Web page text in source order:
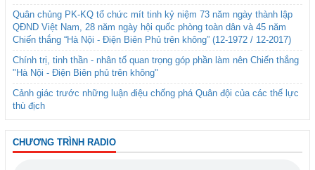
Quân chủng PK-KQ tổ chức mít tinh kỷ niệm 73 năm ngày thành lập
QĐND Việt Nam, 28 năm ngày hội quốc phòng toàn dân và 45 năm
Chiến thắng “Hà Nội - Điện Biên Phủ trên không” (12-1972 / 12-2017)
Chính trị, tinh thần - nhân tố quan trọng góp phần làm nên Chiến thắng
"Hà Nội - Điện Biên phủ trên không"
Cảnh giác trước những luận điệu chống phá Quân đội của các thế lực
thù địch
CHƯƠNG TRÌNH RADIO